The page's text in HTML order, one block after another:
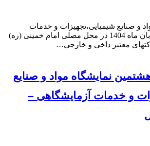
و صنایع شیمیایی،تجهیزات و خدمات
آزمایشگاهی، 5 و 8 آبان ماه 1404 در محل مصلی امام خمینی (ره)
معتبر داخی و خارجی…
نمایشگاه مواد و صنایع
و خدمات آزمایشگاهی –